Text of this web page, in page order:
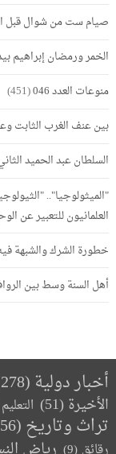
صيام ست من شوال قبل
الخمر ورمضان إبراهيم
منوعات العدد 046
(451)
بين عنف الغرب الثابت
السلطان عبد الحميد
"الميثولوجيا"..
العلمانيون للتعبير عن
خطورة الشرك والشبهة
أهل السنة وسط بين
أخبار دولية (278)
الأخيرة (51) التعليم
تراث وتاريخ(256)